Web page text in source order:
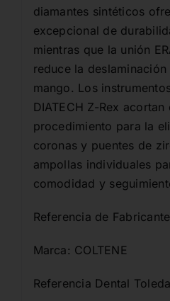
diamantes sintéticos
excepcional de
mientras que la unión
reduce la
mango. Los
DIATECH Z-Rex
procedimiento para la
coronas y puentes de
ampollas individuales
comodidad y
Referencia de
Marca: COLTENE
Referencia Dental